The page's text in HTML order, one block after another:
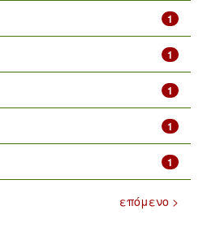
1
1
1
1
1
επόμενο >